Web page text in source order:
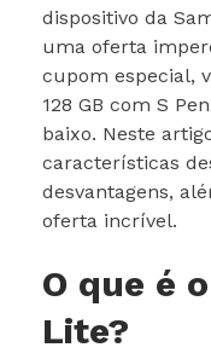
dispositivo da
uma oferta
cupom especial,
128 GB com S
baixo. Neste
características
desvantagens,
oferta incrível.
O que é
Lite?